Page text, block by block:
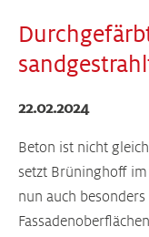
22.02.2024
Beton ist nicht
setzt Brüninghoff
nun auch